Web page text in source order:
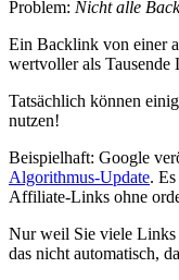
Problem: Nicht alle
Ein Backlink von einer
wertvoller als Tausende
Tatsächlich können
nutzen!
Beispielhaft: Google
Algorithmus-Update.
Affiliate-Links ohne
Nur weil Sie viele Links
das nicht automatisch,